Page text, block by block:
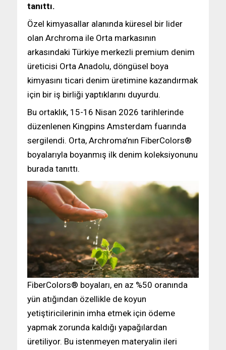
tanıttı.
Özel kimyasallar alanında küresel bir lider
olan Archroma ile Orta markasının
arkasındaki Türkiye merkezli premium denim
üreticisi Orta Anadolu, döngüsel boya
kimyasını ticari denim üretimine kazandırmak
için bir iş birliği yaptıklarını duyurdu.
Bu ortaklık, 15-16 Nisan 2026 tarihlerinde
düzenlenen Kingpins Amsterdam fuarında
sergilendi. Orta, Archroma’nın FiberColors®
boyalarıyla boyanmış ilk denim koleksiyonunu
burada tanıttı.
FiberColors® boyaları, en az %50 oranında
yün atığından özellikle de koyun
yetiştiricilerinin imha etmek için ödeme
yapmak zorunda kaldığı yapağılardan
üretiliyor. Bu istenmeyen materyalin ileri